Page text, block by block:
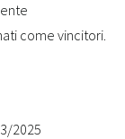
come vincitori.
2025